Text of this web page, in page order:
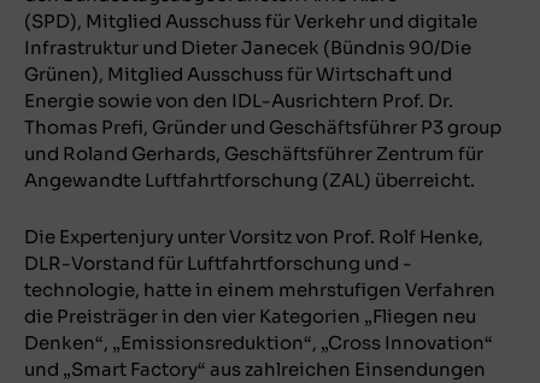
(SPD), Mitglied Ausschuss für Verkehr und digitale
Infrastruktur und Dieter Janecek (Bündnis 90/Die
Grünen), Mitglied Ausschuss für Wirtschaft und
Energie sowie von den IDL-Ausrichtern Prof. Dr.
Thomas Prefi, Gründer und Geschäftsführer P3 group
und Roland Gerhards, Geschäftsführer Zentrum für
Angewandte Luftfahrtforschung (ZAL) überreicht.
Die Expertenjury unter Vorsitz von Prof. Rolf Henke,
DLR-Vorstand für Luftfahrtforschung und -
technologie, hatte in einem mehrstufigen Verfahren
die Preisträger in den vier Kategorien „Fliegen neu
Denken“, „Emissionsreduktion“, „Cross Innovation“
und „Smart Factory“ aus zahlreichen Einsendungen